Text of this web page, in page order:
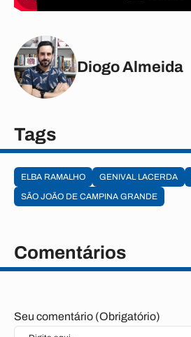
Diogo Almeida
Tags
ELBA RAMALHO GENIVAL LACERDA
SÃO JOÃO DE CAMPINA GRANDE
Comentários
Seu comentário (Obrigatório)